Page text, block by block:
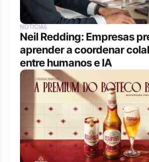
NOTÍCIAS
Neil Redding: Empresas
aprender a coordenar
entre humanos e IA